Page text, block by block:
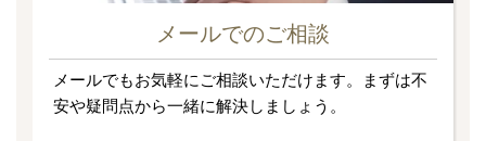
メールでのご相談
メールでもお気軽にご相談いただけます。まずは不
安や疑問点から一緒に解決しましょう。